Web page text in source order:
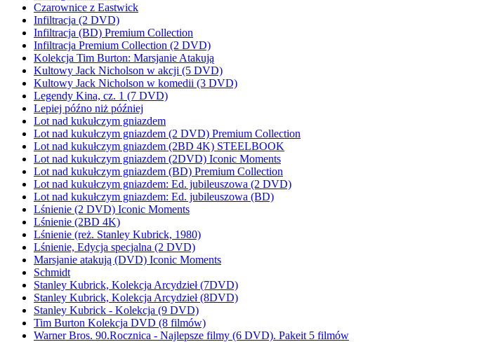
Czarownice z Eastwick
Infiltracja (2 DVD)
Infiltracja (BD) Premium Collection
Infiltracja Premium Collection (2 DVD)
Kolekcja Tim Burton: Marsjanie Atakują
Kultowy Jack Nicholson w akcji (5 DVD)
Kultowy Jack Nicholson w komedii (3 DVD)
Legendy Kina, cz. 1 (7 DVD)
Lepiej późno niż później
Lot nad kukułczym gniazdem
Lot nad kukułczym gniazdem (2 DVD) Premium Collection
Lot nad kukułczym gniazdem (2BD 4K) STEELBOOK
Lot nad kukułczym gniazdem (2DVD) Iconic Moments
Lot nad kukułczym gniazdem (BD) Premium Collection
Lot nad kukułczym gniazdem: Ed. jubileuszowa (2 DVD)
Lot nad kukułczym gniazdem: Ed. jubileuszowa (BD)
Lśnienie (2 DVD) Iconic Moments
Lśnienie (2BD 4K)
Lśnienie (reż. Stanley Kubrick, 1980)
Lśnienie, Edycja specjalna (2 DVD)
Marsjanie atakują (DVD) Iconic Moments
Schmidt
Stanley Kubrick, Kolekcja Arcydzieł (7DVD)
Stanley Kubrick, Kolekcja Arcydzieł (8DVD)
Stanley Kubrick - Kolekcja (9 DVD)
Tim Burton Kolekcja DVD (8 filmów)
Warner Bros. 90.Rocznica - Najlepsze filmy (6 DVD). Pakeit 5 filmów